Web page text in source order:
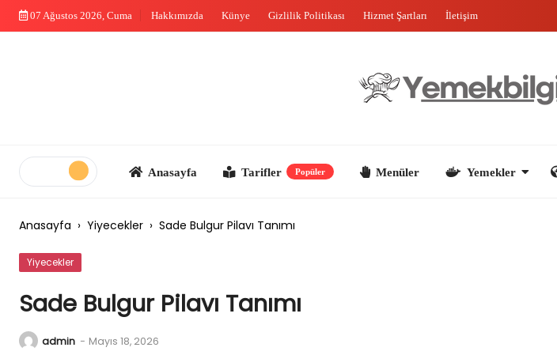
Skip
07 Ağustos 2026, Cuma Hakkımızda Künye Gizlilik Politikası Hizmet Şartları İletişim
Anasayfa › Yiyecekler › Sade Bulgur Pilavı Tanımı
Yiyecekler
Sade Bulgur Pilavı Tanımı
admin - Mayıs 18, 2026